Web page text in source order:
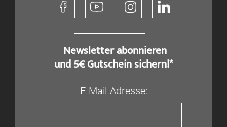
​ Newsletter abonnieren
und 5€ Gutschein sichern!*
E-Mail-Adresse: